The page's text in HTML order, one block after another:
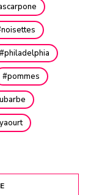
noisettes
philadelphia
pommes
yaourt